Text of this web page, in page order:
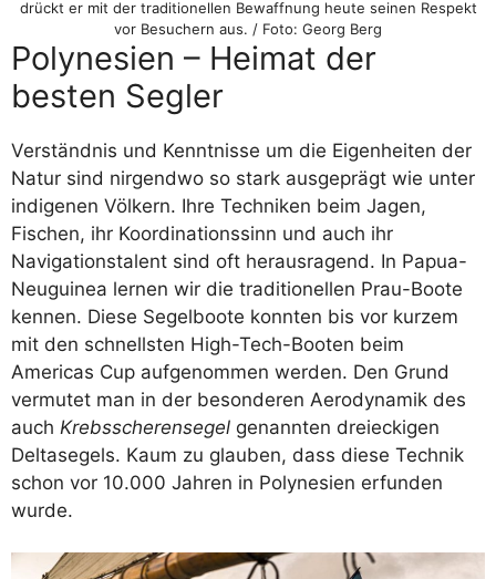
drückt er mit der traditionellen Bewaffnung heute seinen Respekt
vor Besuchern aus. / Foto: Georg Berg
Polynesien – Heimat der
besten Segler
Verständnis und Kenntnisse um die Eigenheiten der
Natur sind nirgendwo so stark ausgeprägt wie unter
indigenen Völkern. Ihre Techniken beim Jagen,
Fischen, ihr Koordinationssinn und auch ihr
Navigationstalent sind oft herausragend. In Papua-
Neuguinea lernen wir die traditionellen Prau-Boote
kennen. Diese Segelboote konnten bis vor kurzem
mit den schnellsten High-Tech-Booten beim
Americas Cup aufgenommen werden. Den Grund
vermutet man in der besonderen Aerodynamik des
auch Krebsscherensegel genannten dreieckigen
Deltasegels. Kaum zu glauben, dass diese Technik
schon vor 10.000 Jahren in Polynesien erfunden
wurde.